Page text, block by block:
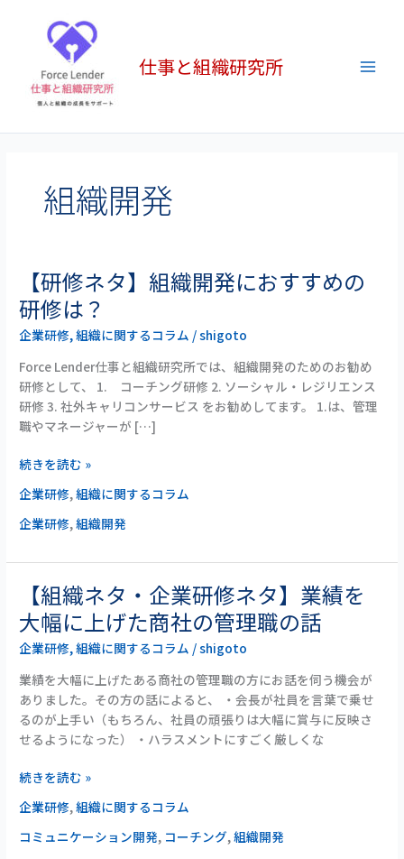
プ
仕事と組織研究所
組織開発
【研修ネタ】組織開発におすすめの
研修は？
企業研修,組織に関するコラム /shigoto
Force Lender仕事と組織研究所では、組織開発のためのお勧め
研修として、 1. コーチング研修 2. ソーシャル・レジリエンス
研修 3. 社外キャリコンサービス をお勧めしてます。 1.は、管理
職やマネージャーが […]
【研
修
ネ
タ】
織
開
発
に
お
す
す
め
の
は？
続きを読む »
企業研修,組織に関するコラム
企業研修,組織開発
【組織ネタ・企業研修ネタ】業績を
大幅に上げた商社の管理職の話
企業研修,組織に関するコラム /shigoto
業績を大幅に上げたある商社の管理職の方にお話を伺う機会が
ありました。その方の話によると、 ・会長が社員を言葉で乗せ
るのが上手い（もちろん、社員の頑張りは大幅に賞与に反映さ
せるようになった） ・ハラスメントにすごく厳しくな
【組
織
ネ
タ・
企
業
研
修
ネ
タ】
業
績
を
大
続きを読む »
企業研修,組織に関するコラム
コミュニケーション開発, コーチング,組織開発